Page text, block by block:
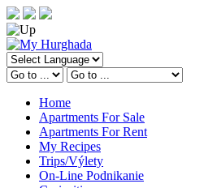
Home
Apartments For Sale
Apartments For Rent
My Recipes
Trips/Výlety
On-Line Podnikanie